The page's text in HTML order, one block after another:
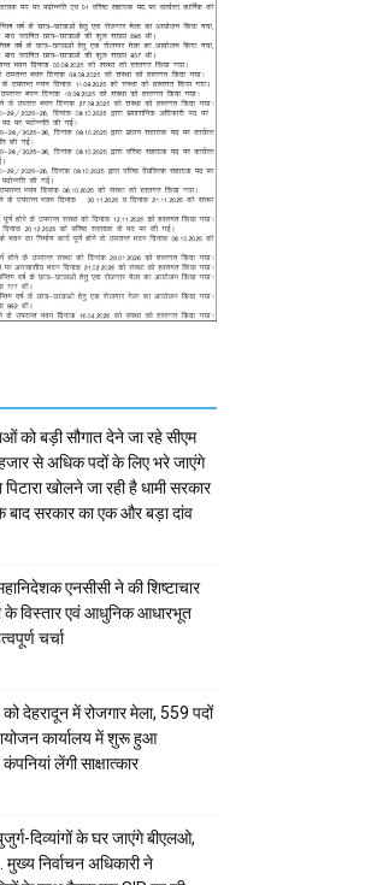
को बड़ी सौगात देने जा रहे सीएम
से अधिक पदों के लिए भरे जाएंगे
पिटारा खोलने जा रही है धामी सरकार
के बाद सरकार का एक और बड़ा दांव
एनसीसी ने की शिष्टाचार
के विस्तार एवं आधुनिक आधारभूत
चर्चा
देहरादून में रोजगार मेला, 559 पदों
कार्यालय में शुरू हुआ
लेंगी साक्षात्कार
दिव्यांगों के घर जाएंगे बीएलओ,
निर्वाचन अधिकारी ने